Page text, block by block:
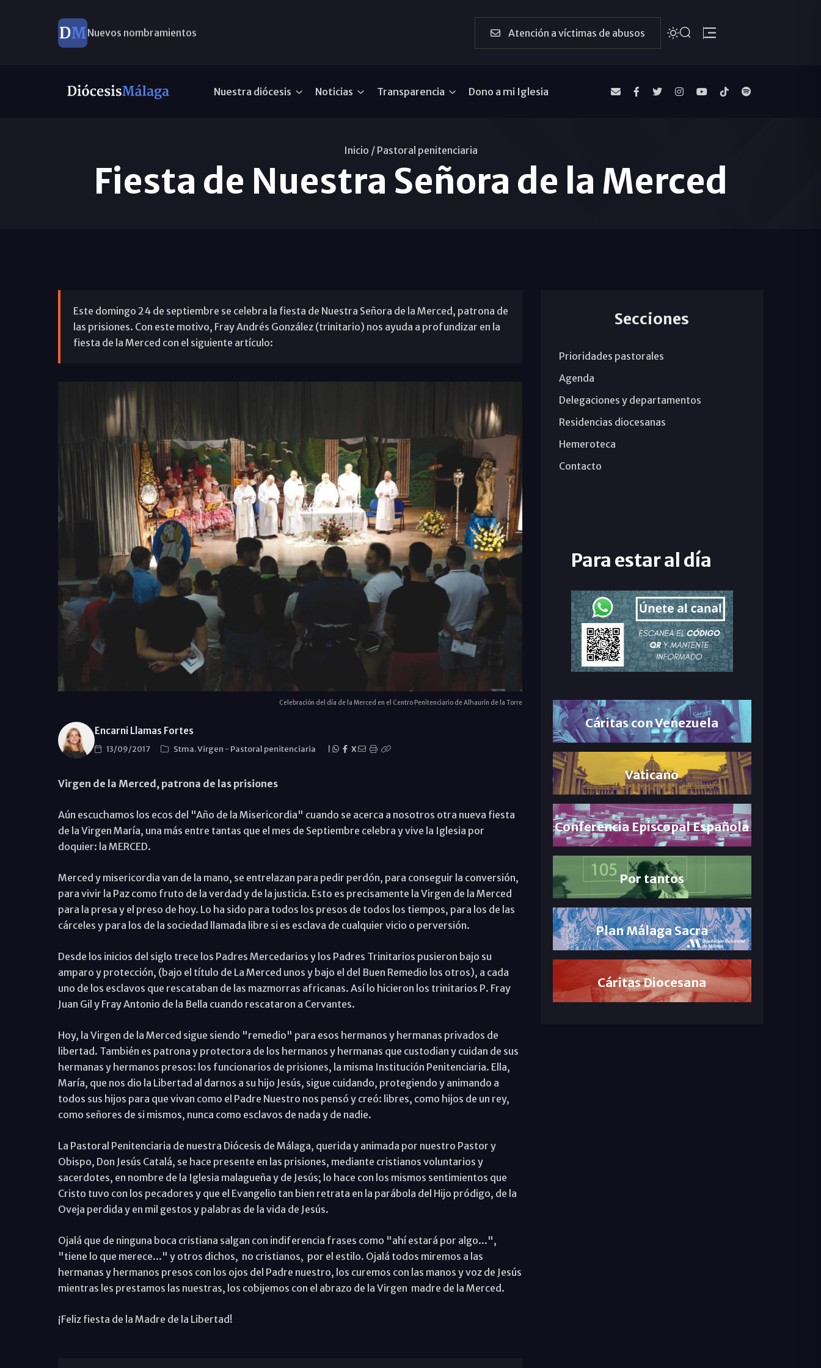
Nuevos nombramientos Atención a víctimas de abusos
Nuestra diócesis Noticias Transparencia Dono a mi Iglesia
Inicio / Pastoral penitenciaria
Fiesta de Nuestra Señora de la Merced
Este domingo 24 de septiembre se celebra la fiesta de Nuestra Señora de la Merced, patrona de
las prisiones. Con este motivo, Fray Andrés González (trinitario) nos ayuda a profundizar en la
fiesta de la Merced con el siguiente artículo:
Celebración del día de la Merced en el Centro Penitenciario de Alhaurín de la Torre
Encarni Llamas Fortes
13/09/2017 Stma. Virgen - Pastoral penitenciaria X
Virgen de la Merced, patrona de las prisiones
Aún escuchamos los ecos del "Año de la Misericordia" cuando se acerca a nosotros otra nueva fiesta
de la Virgen María, una más entre tantas que el mes de Septiembre celebra y vive la Iglesia por
doquier: la MERCED.
Merced y misericordia van de la mano, se entrelazan para pedir perdón, para conseguir la conversión,
para vivir la Paz como fruto de la verdad y de la justicia. Esto es precisamente la Virgen de la Merced
para la presa y el preso de hoy. Lo ha sido para todos los presos de todos los tiempos, para los de las
cárceles y para los de la sociedad llamada libre si es esclava de cualquier vicio o perversión.
Desde los inicios del siglo trece los Padres Mercedarios y los Padres Trinitarios pusieron bajo su
amparo y protección, (bajo el título de La Merced unos y bajo el del Buen Remedio los otros), a cada
uno de los esclavos que rescataban de las mazmorras africanas. Así lo hicieron los trinitarios P. Fray
Juan Gil y Fray Antonio de la Bella cuando rescataron a Cervantes.
Hoy, la Virgen de la Merced sigue siendo "remedio" para esos hermanos y hermanas privados de
libertad. También es patrona y protectora de los hermanos y hermanas que custodian y cuidan de sus
hermanas y hermanos presos: los funcionarios de prisiones, la misma Institución Penitenciaria. Ella,
María, que nos dio la Libertad al darnos a su hijo Jesús, sigue cuidando, protegiendo y animando a
todos sus hijos para que vivan como el Padre Nuestro nos pensó y creó: libres, como hijos de un rey,
como señores de si mismos, nunca como esclavos de nada y de nadie.
La Pastoral Penitenciaria de nuestra Diócesis de Málaga, querida y animada por nuestro Pastor y
Obispo, Don Jesús Catalá, se hace presente en las prisiones, mediante cristianos voluntarios y
sacerdotes, en nombre de la Iglesia malagueña y de Jesús; lo hace con los mismos sentimientos que
Cristo tuvo con los pecadores y que el Evangelio tan bien retrata en la parábola del Hijo pródigo, de la
Oveja perdida y en mil gestos y palabras de la vida de Jesús.
Ojalá que de ninguna boca cristiana salgan con indiferencia frases como "ahí estará por algo...",
"tiene lo que merece..." y otros dichos, no cristianos, por el estilo. Ojalá todos miremos a las
hermanas y hermanos presos con los ojos del Padre nuestro, los curemos con las manos y voz de Jesús
mientras les prestamos las nuestras, los cobijemos con el abrazo de la Virgen madre de la Merced.
¡Feliz fiesta de la Madre de la Libertad!
Secciones
Prioridades pastorales
Agenda
Delegaciones y departamentos
Residencias diocesanas
Hemeroteca
Contacto
Para estar al día
Cáritas con Venezuela
Vaticano
Conferencia Episcopal Española
Por tantos
Plan Málaga Sacra
Cáritas Diocesana